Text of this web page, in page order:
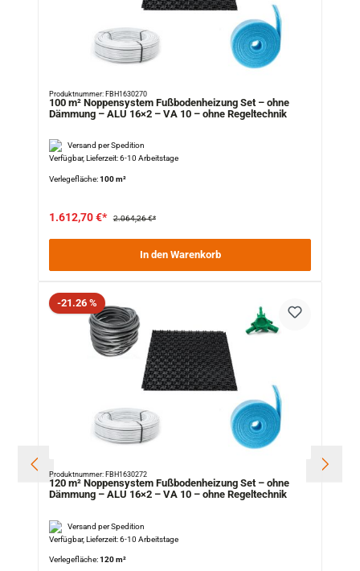
Produktnummer: FBH1630270
100 m² Noppensystem Fußbodenheizung Set – ohne
Dämmung – ALU 16×2 – VA 10 – ohne Regeltechnik
Versand per Spedition
Verfügbar, Lieferzeit: 6-10 Arbeitstage
Verlegefläche:100 m²
1.612,70 €* 2.064,26 €*
In den Warenkorb
Rabatt
-21.26 %
Produktnummer: FBH1630272
120 m² Noppensystem Fußbodenheizung Set – ohne
Dämmung – ALU 16×2 – VA 10 – ohne Regeltechnik
Versand per Spedition
Verfügbar, Lieferzeit: 6-10 Arbeitstage
Verlegefläche:120 m²